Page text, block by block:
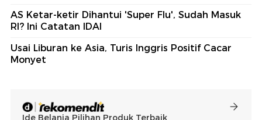
AS Ketar-ketir Dihantui 'Super Flu', Sudah Masuk
RI? Ini Catatan IDAI
Usai Liburan ke Asia, Turis Inggris Positif Cacar
Monyet